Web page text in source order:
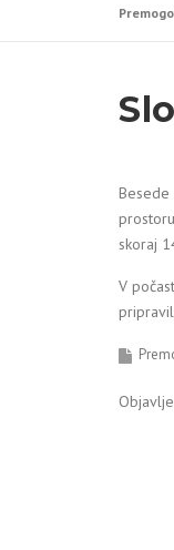
Besede
skoraj
V